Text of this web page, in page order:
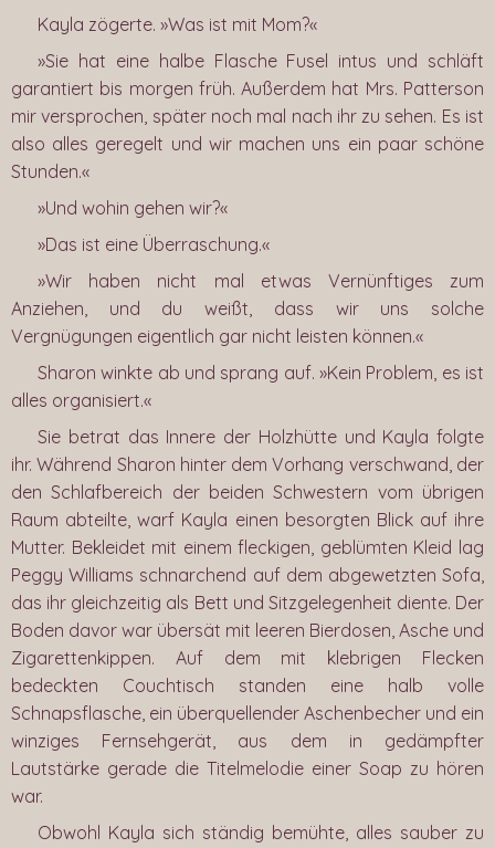
Kayla zögerte. »Was ist mit Mom?«
»Sie hat eine halbe Flasche Fusel intus und schläft
garantiert bis morgen früh. Außerdem hat Mrs. Patterson
mir versprochen, später noch mal nach ihr zu sehen. Es ist
also alles geregelt und wir machen uns ein paar schöne
Stunden.«
»Und wohin gehen wir?«
»Das ist eine Überraschung.«
»Wir haben nicht mal etwas Vernünftiges zum
Anziehen, und du weißt, dass wir uns solche
Vergnügungen eigentlich gar nicht leisten können.«
Sharon winkte ab und sprang auf. »Kein Problem, es ist
alles organisiert.«
Sie betrat das Innere der Holzhütte und Kayla folgte
ihr. Während Sharon hinter dem Vorhang verschwand, der
den Schlafbereich der beiden Schwestern vom übrigen
Raum abteilte, warf Kayla einen besorgten Blick auf ihre
Mutter. Bekleidet mit einem fleckigen, geblümten Kleid lag
Peggy Williams schnarchend auf dem abgewetzten Sofa,
das ihr gleichzeitig als Bett und Sitzgelegenheit diente. Der
Boden davor war übersät mit leeren Bierdosen, Asche und
Zigarettenkippen. Auf dem mit klebrigen Flecken
bedeckten Couchtisch standen eine halb volle
Schnapsflasche, ein überquellender Aschenbecher und ein
winziges Fernsehgerät, aus dem in gedämpfter
Lautstärke gerade die Titelmelodie einer Soap zu hören
war.
Obwohl Kayla sich ständig bemühte, alles sauber zu